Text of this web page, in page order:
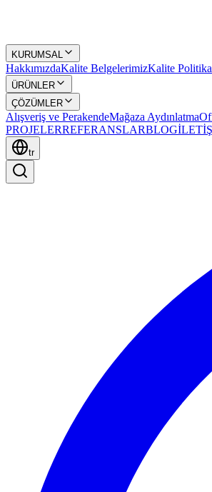
KURUMSAL
HakkımızdaKalite BelgelerimizKalite
ÜRÜNLER
ÇÖZÜMLER
Alışveriş ve PerakendeMağaza Aydınlatma
PROJELERREFERANSLARBLOG
tr